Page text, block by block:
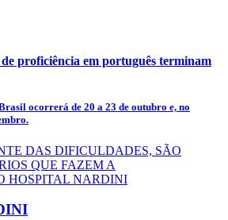
proficiência em português terminam
ocorrerá de 20 a 23 de outubro e, no